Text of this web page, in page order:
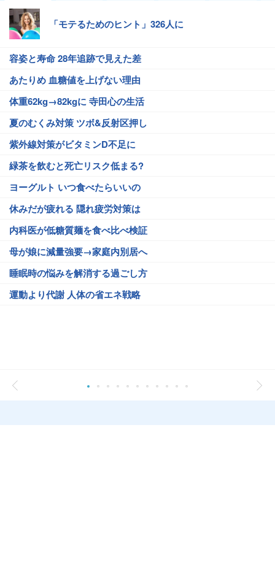
「モテるためのヒント」326人に
容姿と寿命 28年追跡で見えた差
あたりめ 血糖値を上げない理由
体重62kg→82kgに 寺田心の生活
夏のむくみ対策 ツボ&反射区押し
紫外線対策がビタミンD不足に
緑茶を飲むと死亡リスク低まる?
ヨーグルト いつ食べたらいいの
休みだが疲れる 隠れ疲労対策は
内科医が低糖質麺を食べ比べ検証
母が娘に減量強要→家庭内別居へ
睡眠時の悩みを解消する過ごし方
運動より代謝 人体の省エネ戦略